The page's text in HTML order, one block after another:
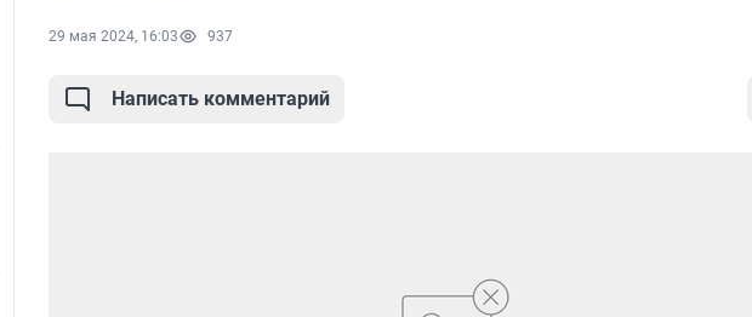
29 мая 2024, 16:03 937
Написать комментарий